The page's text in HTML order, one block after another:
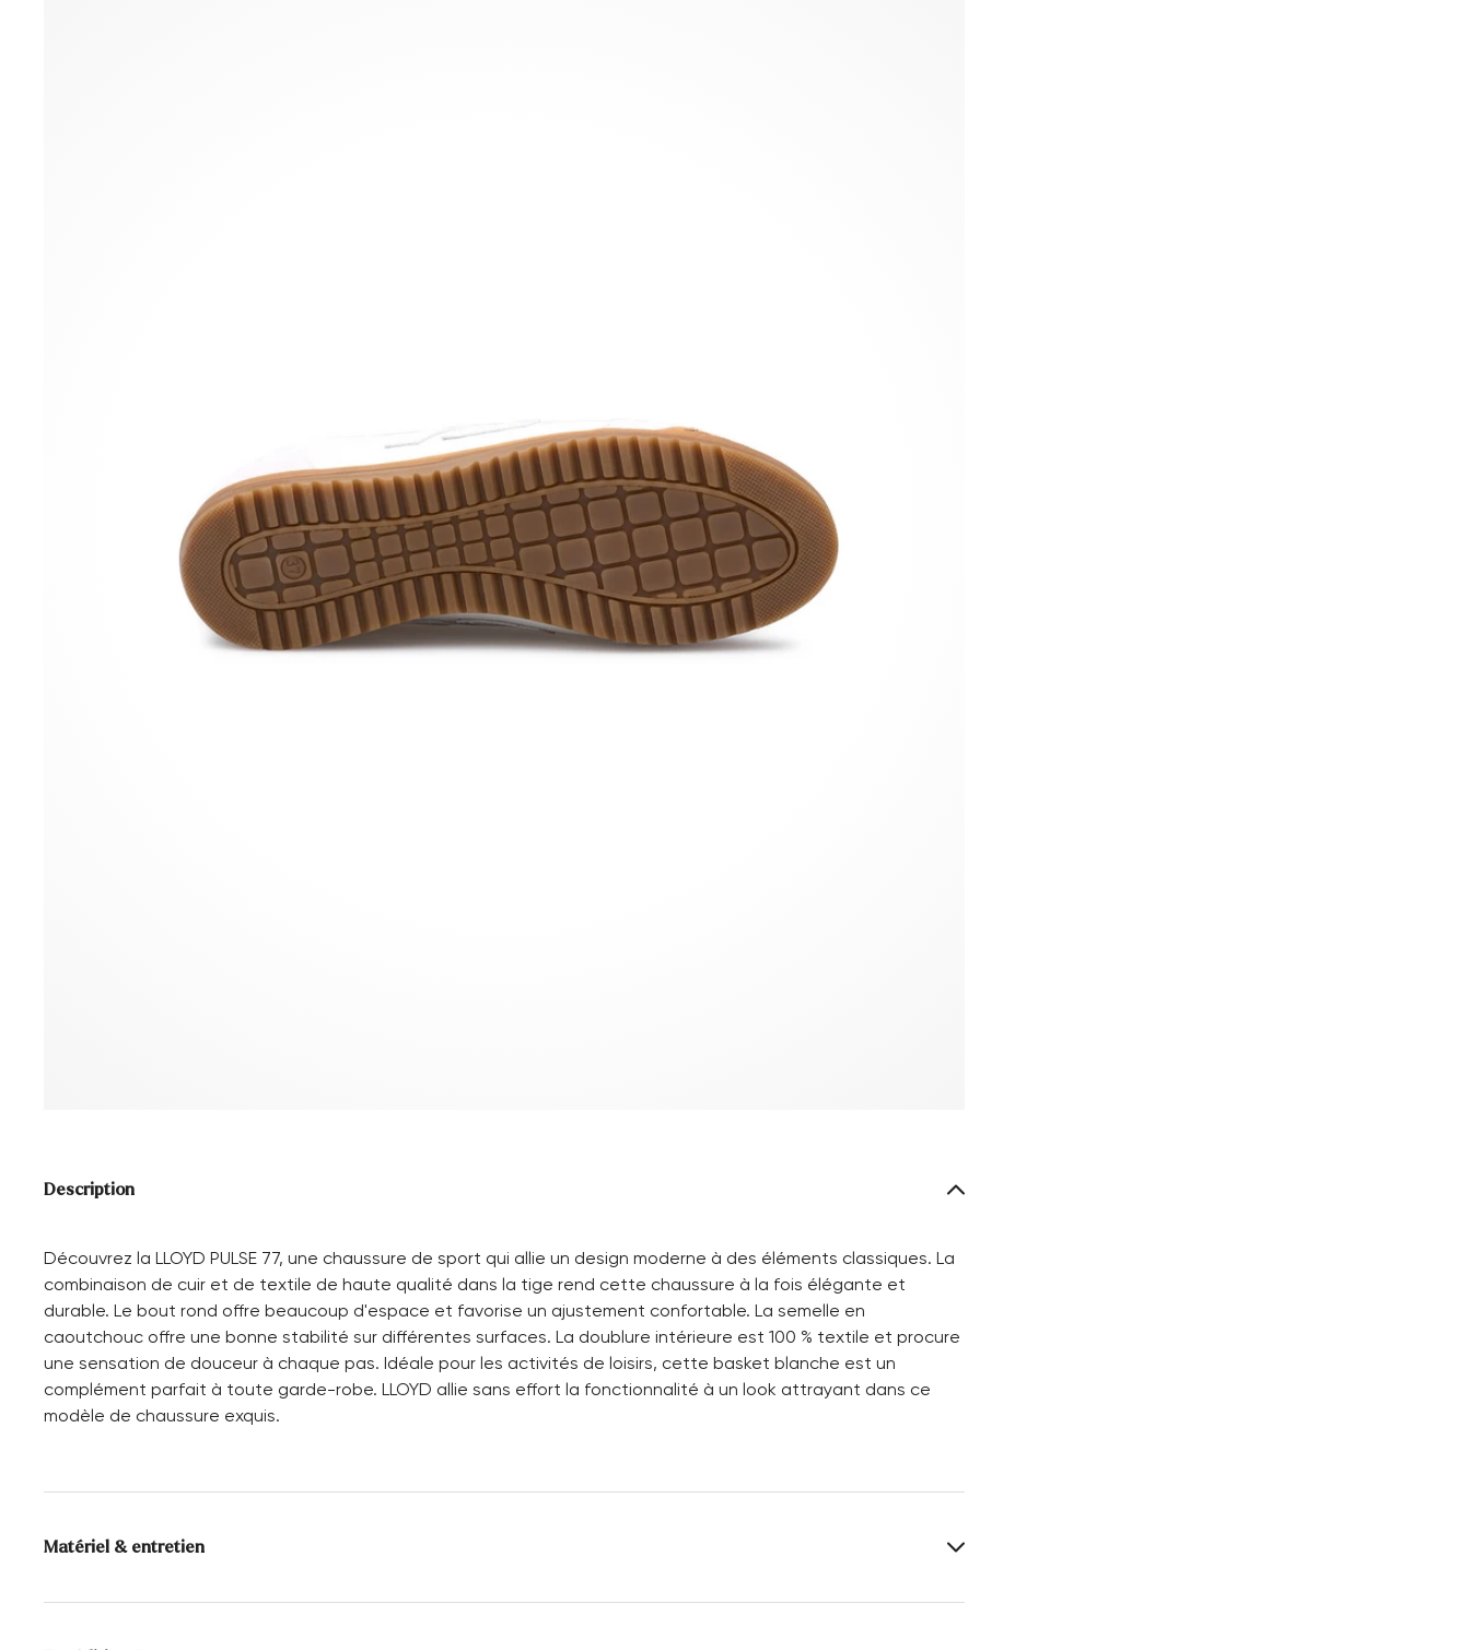
Description
Découvrez la LLOYD PULSE 77, une chaussure de sport qui allie un design moderne à des éléments classiques. La
combinaison de cuir et de textile de haute qualité dans la tige rend cette chaussure à la fois élégante et
durable. Le bout rond offre beaucoup d'espace et favorise un ajustement confortable. La semelle en
caoutchouc offre une bonne stabilité sur différentes surfaces. La doublure intérieure est 100 % textile et procure
une sensation de douceur à chaque pas. Idéale pour les activités de loisirs, cette basket blanche est un
complément parfait à toute garde-robe. LLOYD allie sans effort la fonctionnalité à un look attrayant dans ce
modèle de chaussure exquis.
Matériel & entretien
Taille de production:
Les grands noms de
Dessus: Combinaison de cuir